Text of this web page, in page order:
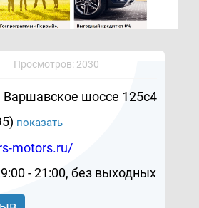
Просмотров: 2030
шоссе 125с4
показать
motors.ru/
9:00 - 21:00, без выходных